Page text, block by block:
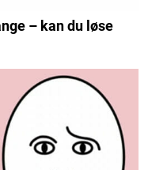
– kan du løse